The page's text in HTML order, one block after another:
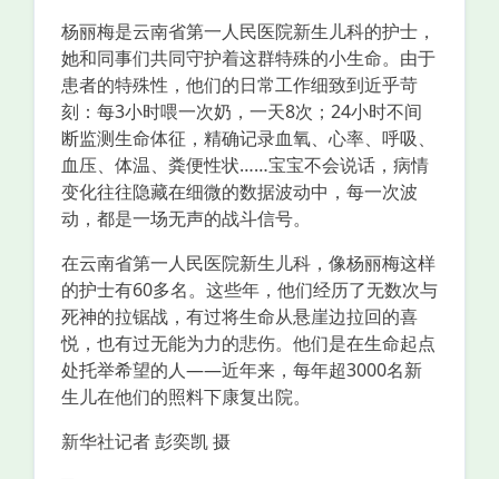
杨丽梅是云南省第一人民医院新生儿科的护士，
她和同事们共同守护着这群特殊的小生命。由于
患者的特殊性，他们的日常工作细致到近乎苛
刻：每3小时喂一次奶，一天8次；24小时不间
断监测生命体征，精确记录血氧、心率、呼吸、
血压、体温、粪便性状……宝宝不会说话，病情
变化往往隐藏在细微的数据波动中，每一次波
动，都是一场无声的战斗信号。
在云南省第一人民医院新生儿科，像杨丽梅这样
的护士有60多名。这些年，他们经历了无数次与
死神的拉锯战，有过将生命从悬崖边拉回的喜
悦，也有过无能为力的悲伤。他们是在生命起点
处托举希望的人——近年来，每年超3000名新
生儿在他们的照料下康复出院。
新华社记者 彭奕凯 摄